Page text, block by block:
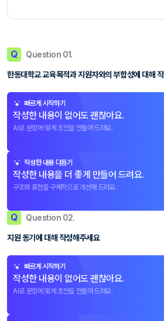
Q Question 01.
한동대학교 교육목적과 지원자와의 부합성에 대해
빠르게 시작하기
작성한 내용이 없어도 괜찮아요.
AI로 문항에 맞게 초안을 만들어 드려요.
작성한 내용 다듬기
작성한 내용을 더 좋게 만들어 드려요.
구조와 표현을 구체적으로 개선해 드려요.
Q Question 02.
지원 동기에 대해 작성해주세요
빠르게 시작하기
작성한 내용이 없어도 괜찮아요.
AI로 문항에 맞게 초안을 만들어 드려요.